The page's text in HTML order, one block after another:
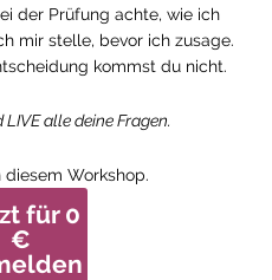
der Prüfung achte, wie ich
mir stelle, bevor ich zusage.
kommst du nicht.
alle deine Fragen.
Workshop.
für 0
€